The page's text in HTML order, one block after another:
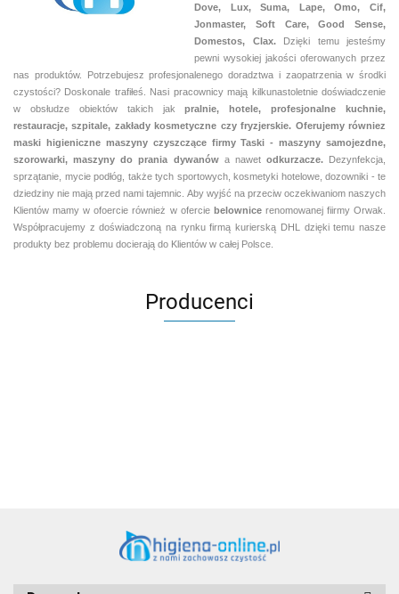
Dove, Lux, Suma, Lape, Omo, Cif,
Jonmaster, Soft Care, Good Sense,
Domestos, Clax. Dzięki temu jesteśmy
pewni wysokiej jakości oferowanych przez
nas produktów. Potrzebujesz profesjonalenego doradztwa i zaopatrzenia w środki
czystości? Doskonale trafiłeś. Nasi pracownicy mają kilkunastoletnie doświadczenie
w obsłudze obiektów takich jakpralnie,
hotele, profesjonalne kuchnie,
restauracje, szpitale, zakłady kosmetyczne czy fryzjerskie. Oferujemy równiez
maski higieniczne maszyny czyszczące firmy Taski - maszyny samojezdne,
szorowarki, maszyny do prania dywanów a nawet odkurzacze. Dezynfekcja,
sprzątanie, mycie podłóg, także tych sportowych, kosmetyki hotelowe, dozowniki - te
dziedziny nie mają przed nami tajemnic. Aby wyjść na przeciw oczekiwaniom naszych
Klientów mamy w ofoercie również w ofercie belownicerenomowanej fiirmy Orwak.
Współpracujemy z doświadczoną na rynku firmą kurierską DHL dzięki temu nasze
produkty bez problemu docierają do Klientów w całej Polsce.
Producenci